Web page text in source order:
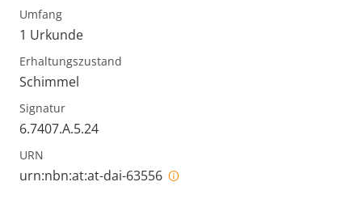
Umfang
1 Urkunde
Erhaltungszustand
Schimmel
Signatur
6.7407.A.5.24
URN
urn:nbn:at:at-dai-63556